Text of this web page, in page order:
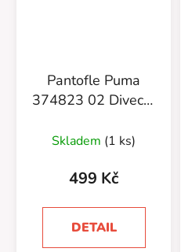
Pantofle Puma
374823 02 Divecat
Skladem (1 ks)
499 Kč
DETAIL